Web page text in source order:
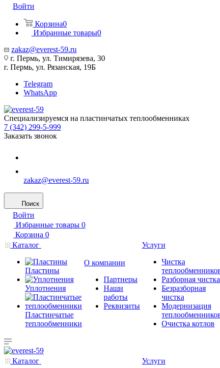
Войти
Корзина0
Избранные товары0
zakaz@everest-59.ru
г. Пермь, ул. Тимирязева, 30
г. Пермь, ул. Рязанская, 19Б
Telegram
WhatsApp
Специализируемся на пластинчатых теплообменниках
7 (342) 299-5-999
Заказать звонок
zakaz@everest-59.ru
Поиск
Войти
Избранные товары 0
Корзина 0
Каталог
Пластины
Уплотнения
Пластинчатые
теплообменники
О компании
Партнеры
Наши
работы
Реквизиты
Услуги
Чистка
Разборная чистка
Безразборная
чистка
Модернизация
Очистка котлов
Каталог
Услуги